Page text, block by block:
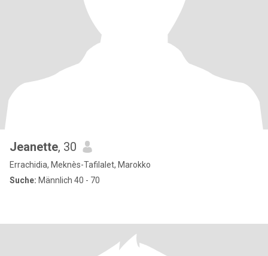
Jeanette, 30
Errachidia, Meknès-Tafilalet, Marokko
Suche: Männlich 40 - 70